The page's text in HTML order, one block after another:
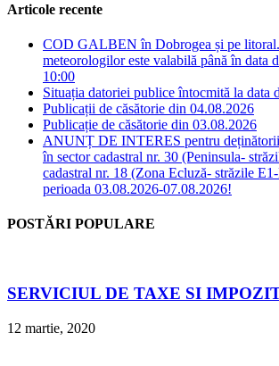
Articole recente
COD GALBEN în Dobrogea și pe
meteorologilor este valabilă până în data
10:00
Situația datoriei publice întocmită la data
Publicații de căsătorie din 04.08.2026
Publicație de căsătorie din 03.08.2026
ANUNȚ DE INTERES pentru
în sector cadastral nr. 30 (Peninsula-
cadastral nr. 18 (Zona Ecluză- străzile
perioada 03.08.2026-07.08.2026!
POSTĂRI POPULARE
SERVICIUL DE TAXE SI
12 martie, 2020